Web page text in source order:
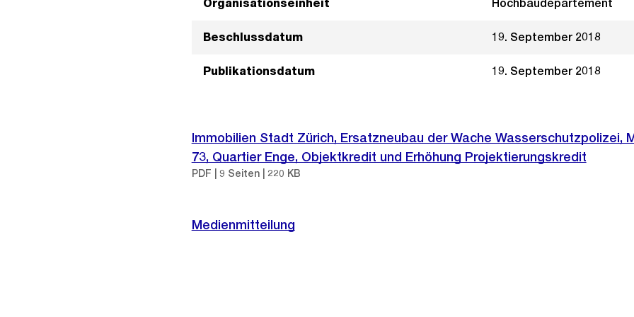
Organisationseinheit Hochbaudepartement
Beschlussdatum 19. September 2018
Publikationsdatum 19. September 2018
Immobilien Stadt Zürich, Ersatzneubau der Wache Wasserschutzpolizei,
73, Quartier Enge, Objektkredit und Erhöhung Projektierungskredit
PDF | 9 Seiten | 220 KB
Medienmitteilung